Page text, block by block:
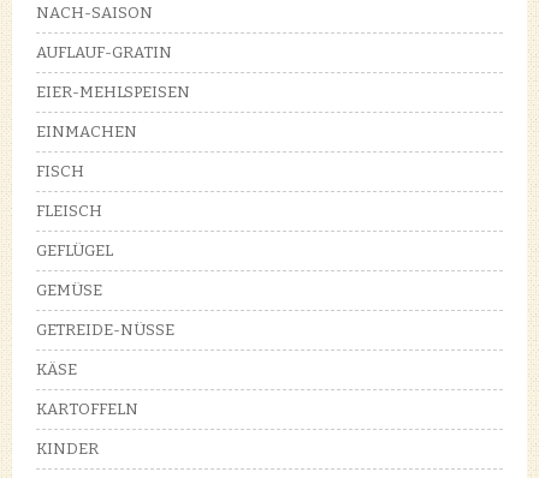
NACH-SAISON
AUFLAUF-GRATIN
EIER-MEHLSPEISEN
EINMACHEN
FISCH
FLEISCH
GEFLÜGEL
GEMÜSE
GETREIDE-NÜSSE
KÄSE
KARTOFFELN
KINDER